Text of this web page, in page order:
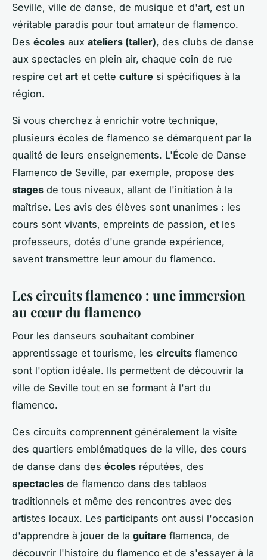
Seville, ville de danse, de musique et d'art, est un
véritable paradis pour tout amateur de flamenco.
Des écoles aux ateliers (taller), des clubs de danse
aux spectacles en plein air, chaque coin de rue
respire cet art et cette culture si spécifiques à la
région.
Si vous cherchez à enrichir votre technique,
plusieurs écoles de flamenco se démarquent par la
qualité de leurs enseignements. L'École de Danse
Flamenco de Seville, par exemple, propose des
stages de tous niveaux, allant de l'initiation à la
maîtrise. Les avis des élèves sont unanimes : les
cours sont vivants, empreints de passion, et les
professeurs, dotés d'une grande expérience,
savent transmettre leur amour du flamenco.
Les circuits flamenco : une immersion
au cœur du flamenco
Pour les danseurs souhaitant combiner
apprentissage et tourisme, les circuits flamenco
sont l'option idéale. Ils permettent de découvrir la
ville de Seville tout en se formant à l'art du
flamenco.
Ces circuits comprennent généralement la visite
des quartiers emblématiques de la ville, des cours
de danse dans des écoles réputées, des
spectacles de flamenco dans des tablaos
traditionnels et même des rencontres avec des
artistes locaux. Les participants ont aussi l'occasion
d'apprendre à jouer de la guitare flamenca, de
découvrir l'histoire du flamenco et de s'essayer à la